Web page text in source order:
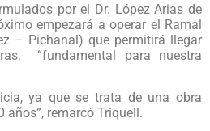
por el Dr. López Arias de
empezará a operar el Ramal
– Pichanal) que permitirá llegar
“fundamental para nuestra
ya que se trata de una obra
años”, remarcó Triquell.